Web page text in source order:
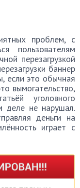
проблем, с
пользователям
перезагрузкой
баннер
если это обычная
вымогательство,
уголовного
деле не нарушал.
деньги на
играет с